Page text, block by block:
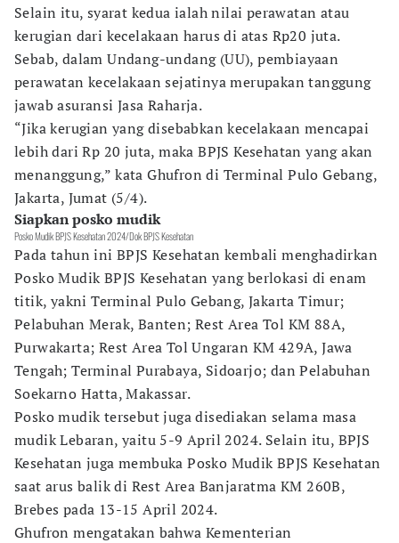
Selain itu, syarat kedua ialah nilai perawatan atau
kerugian dari kecelakaan harus di atas Rp20 juta.
Sebab, dalam Undang-undang (UU), pembiayaan
perawatan kecelakaan sejatinya merupakan tanggung
jawab asuransi Jasa Raharja.
“Jika kerugian yang disebabkan kecelakaan mencapai
lebih dari Rp 20 juta, maka BPJS Kesehatan yang akan
menanggung,” kata Ghufron di Terminal Pulo Gebang,
Jakarta, Jumat (5/4).
Siapkan posko mudik
Posko Mudik BPJS Kesehatan 2024/Dok BPJS Kesehatan
Pada tahun ini BPJS Kesehatan kembali menghadirkan
Posko Mudik BPJS Kesehatan yang berlokasi di enam
titik, yakni Terminal Pulo Gebang, Jakarta Timur;
Pelabuhan Merak, Banten; Rest Area Tol KM 88A,
Purwakarta; Rest Area Tol Ungaran KM 429A, Jawa
Tengah; Terminal Purabaya, Sidoarjo; dan Pelabuhan
Soekarno Hatta, Makassar.
Posko mudik tersebut juga disediakan selama masa
mudik Lebaran, yaitu 5-9 April 2024. Selain itu, BPJS
Kesehatan juga membuka Posko Mudik BPJS Kesehatan
saat arus balik di Rest Area Banjaratma KM 260B,
Brebes pada 13-15 April 2024.
Ghufron mengatakan bahwa Kementerian